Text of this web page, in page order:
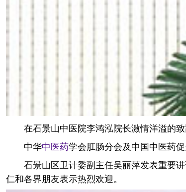
在石景山中医院李鸿泓院长激情洋溢的致
中华中医药学会肛肠分会及中国中医药
石景山区卫计委副主任吴丽萍发表重要
仁和各界朋友表示热烈欢迎。